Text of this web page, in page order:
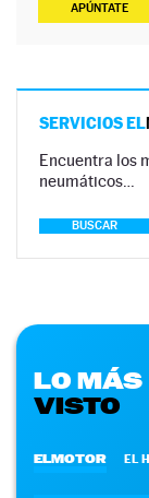
APÚNTATE
SERVICIOS EL
Encuentra los
neumáticos…
BUSCAR
LO MÁS
VISTO
ELMOTOR EL